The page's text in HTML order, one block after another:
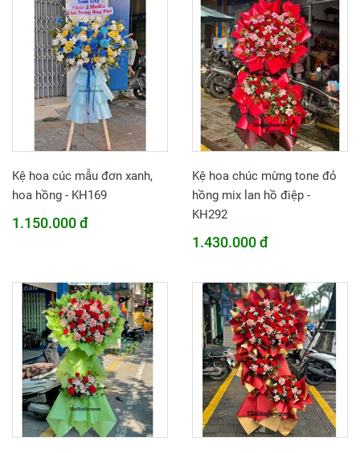
Kệ hoa cúc mẫu đơn xanh,
hoa hồng - KH169
1.150.000 đ
Kệ hoa chúc mừng tone đỏ
hồng mix lan hồ điệp -
KH292
1.430.000 đ